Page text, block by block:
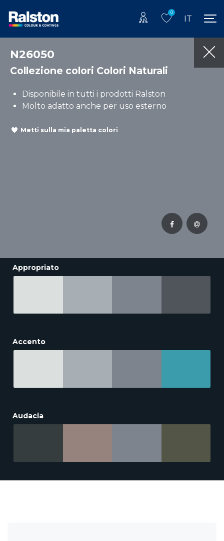
0
IT
N26050
Collezione colori Colori Naturali
Disponibile in tutti i prodotti Ralston
Molto adatto anche per uso esterno
Metti sulla mia paletta colori
Appropriato
Accento
Audacia